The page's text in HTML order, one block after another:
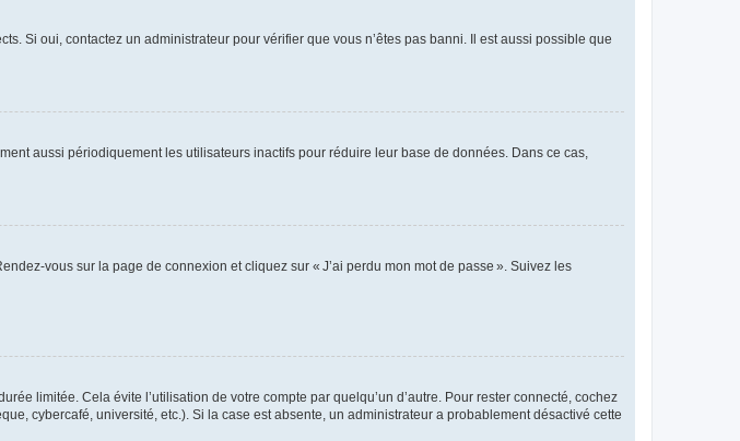
Si oui, contactez un administrateur pour vérifier que vous n’êtes pas banni. Il est aussi possible que
aussi périodiquement les utilisateurs inactifs pour réduire leur base de données. Dans ce cas,
vous sur la page de connexion et cliquez sur « J’ai perdu mon mot de passe ». Suivez les
limitée. Cela évite l’utilisation de votre compte par quelqu’un d’autre. Pour rester connecté, cochez
cybercafé, université, etc.). Si la case est absente, un administrateur a probablement désactivé cette